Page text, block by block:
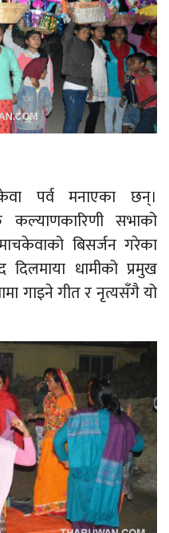
पर्व मनाएका छन्।
सभाको
बिसर्जन गरेका
धामीको प्रमुख
गाइने गीत र नृत्यसँगै यो